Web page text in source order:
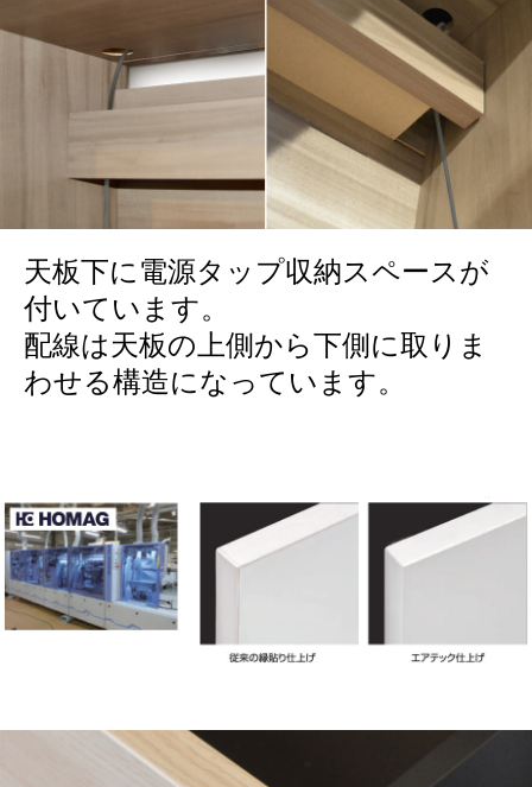
天板下に電源タップ収納スペースが
付いています。
配線は天板の上側から下側に取りま
わせる構造になっています。